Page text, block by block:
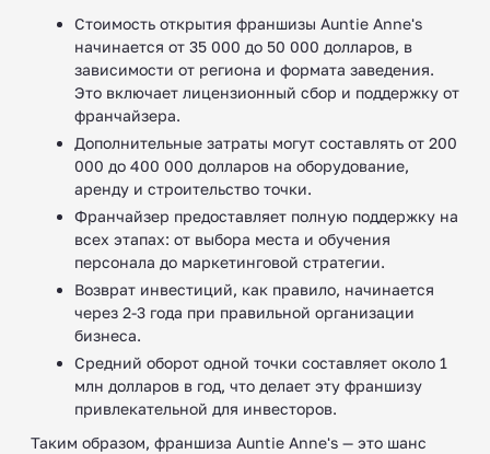
Стоимость открытия франшизы Auntie Anne's
начинается от 35 000 до 50 000 долларов, в
зависимости от региона и формата заведения.
Это включает лицензионный сбор и поддержку от
франчайзера.
Дополнительные затраты могут составлять от 200
000 до 400 000 долларов на оборудование,
аренду и строительство точки.
Франчайзер предоставляет полную поддержку на
всех этапах: от выбора места и обучения
персонала до маркетинговой стратегии.
Возврат инвестиций, как правило, начинается
через 2-3 года при правильной организации
бизнеса.
Средний оборот одной точки составляет около 1
млн долларов в год, что делает эту франшизу
привлекательной для инвесторов.
Таким образом, франшиза Auntie Anne's — это шанс